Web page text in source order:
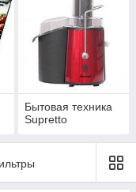
Бытовая техника
Supretto